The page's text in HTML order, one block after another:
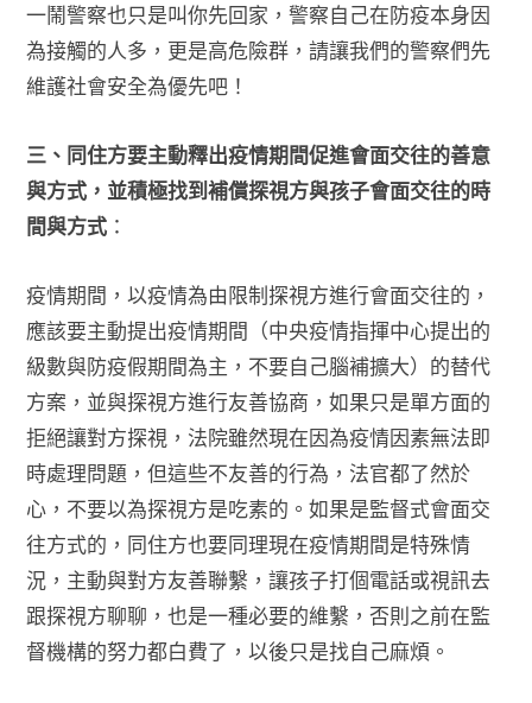
一鬧警察也只是叫你先回家，警察自己在防疫本身因
為接觸的人多，更是高危險群，請讓我們的警察們先
維護社會安全為優先吧！
三、同住方要主動釋出疫情期間促進會面交往的善意
與方式，並積極找到補償探視方與孩子會面交往的時
間與方式 ：
疫情期間，以疫情為由限制探視方進行會面交往的，
應該要主動提出疫情期間（中央疫情指揮中心提出的
級數與防疫假期間為主，不要自己腦補擴大）的替代
方案，並與探視方進行友善協商，如果只是單方面的
拒絕讓對方探視，法院雖然現在因為疫情因素無法即
時處理問題，但這些不友善的行為，法官都了然於
心，不要以為探視方是吃素的。如果是監督式會面交
往方式的，同住方也要同理現在疫情期間是特殊情
況，主動與對方友善聯繫，讓孩子打個電話或視訊去
跟探視方聊聊，也是一種必要的維繫，否則之前在監
督機構的努力都白費了，以後只是找自己麻煩。